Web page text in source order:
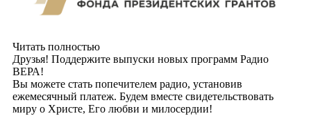
Читать полностью
Друзья! Поддержите выпуски новых программ Радио
ВЕРА!
Вы можете стать попечителем радио, установив
ежемесячный платеж. Будем вместе свидетельствовать
миру о Христе, Его любви и милосердии!